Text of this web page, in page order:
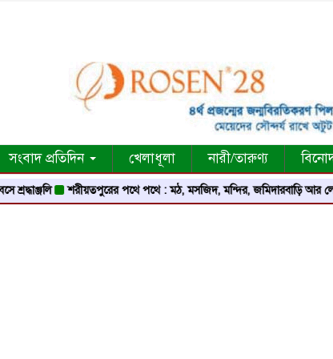
সংবাদ প্রতিদিন খেলাধূলা নারী/তারুণ্য
শরীয়তপুরের পথে পথে : মঠ, মসজিদ, মন্দির, জমিদারবাড়ি আর লোককথার